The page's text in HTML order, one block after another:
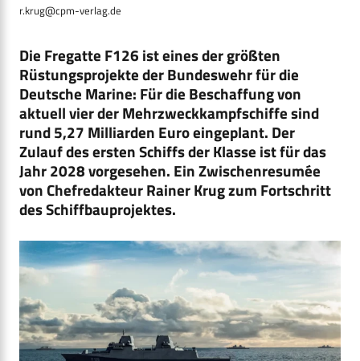
r.krug@cpm-verlag.de
Die Fregatte F126 ist eines der größten
Rüstungsprojekte der Bundeswehr für die
Deutsche Marine: Für die Beschaffung von
aktuell vier der Mehrzweckkampfschiffe sind
rund 5,27 Milliarden Euro eingeplant. Der
Zulauf des ersten Schiffs der Klasse ist für das
Jahr 2028 vorgesehen. Ein Zwischenresumée
von Chefredakteur Rainer Krug zum Fortschritt
des Schiffbauprojektes.